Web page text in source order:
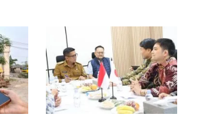
Ekonomi triwulan II-2026
tumbuh 5,29 persen